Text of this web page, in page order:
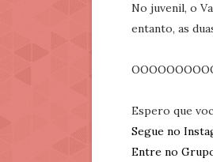
No juvenil, o
entanto, as
Espero que
Segue no
Entre no